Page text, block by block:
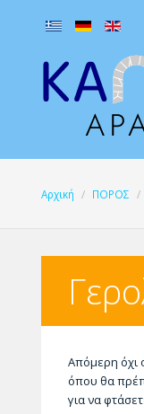
Αρχική ΠΟΡΟΣ
Απόμερη όχι
όπου θα
για να
Blog...
Προσφορές